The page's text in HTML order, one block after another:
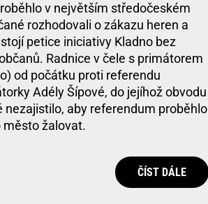
v největším středočeském
rozhodovali o zákazu heren a
petice iniciativy Kladno bez
Radnice v čele s primátorem
od počátku proti referendu
Adély Šípové, do jejíhož obvodu
aby referendum proběhlo
město žalovat.
ČÍST DÁLE